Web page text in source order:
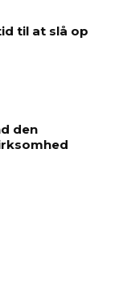
til at slå op
den